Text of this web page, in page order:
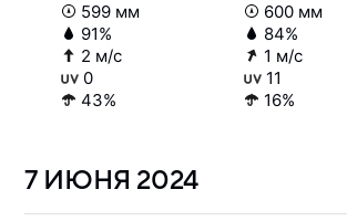
599 мм
91%
2 м/с
0
43%
600 мм
84%
1 м/с
11
16%
7 ИЮНЯ 2024